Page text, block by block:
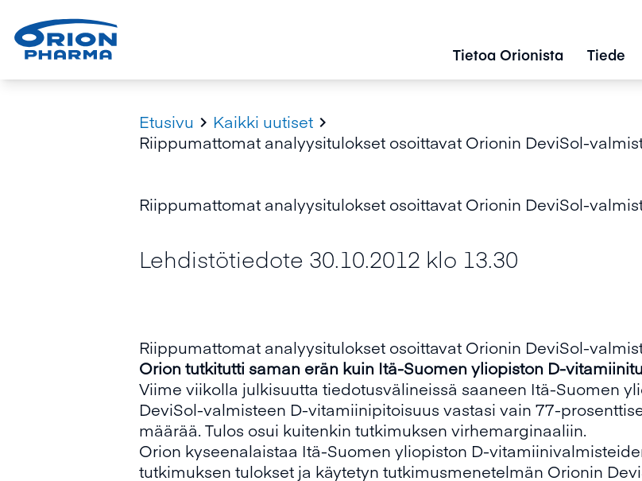
Tietoa Orionista Tiede
Etusivu  Kaikki uutiset 
Riippumattomat analyysitulokset osoittavat Orionin DeviSol-
Riippumattomat analyysitulokset osoittavat Orionin DeviSol-
Lehdistötiedote 30.10.2012 klo 13.30
Riippumattomat analyysitulokset osoittavat Orionin DeviSol-
Orion tutkitutti saman erän kuin Itä-Suomen yliopiston D-
Viime viikolla julkisuutta tiedotusvälineissä saaneen Itä-Suomen
DeviSol-valmisteen D-vitamiinipitoisuus vastasi vain 77-
määrää. Tulos osui kuitenkin tutkimuksen virhemarginaaliin.
Orion kyseenalaistaa Itä-Suomen yliopiston D-
tutkimuksen tulokset ja käytetyn tutkimusmenetelmän Orionin